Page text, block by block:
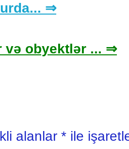
⇒
və obyektlər ... ⇒
alanlar * ile